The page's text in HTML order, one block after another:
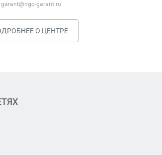
garant@ngo-garant.ru
О ЦЕНТРЕ